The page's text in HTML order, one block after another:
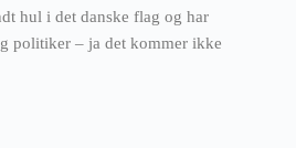
hul i det danske flag og har
politiker – ja det kommer ikke